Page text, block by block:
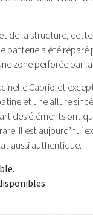
de la structure,
batterie a été réparé
zone perforée par
Cabriolet
et une allure
des éléments ont
Il est aujourd’hui
aussi authentique.